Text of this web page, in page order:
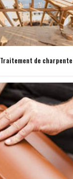
Traitement de